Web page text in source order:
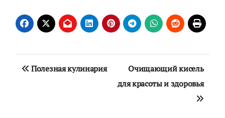
Навигация
Полезная кулинария
Очищающий кисель
для красоты и здоровья